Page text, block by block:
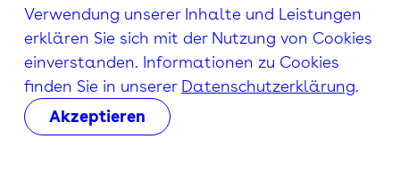
Verwendung unserer Inhalte und Leistungen
erklären Sie sich mit der Nutzung von Cookies
einverstanden. Informationen zu Cookies
finden Sie in unserer Datenschutzerklärung.
Akzeptieren